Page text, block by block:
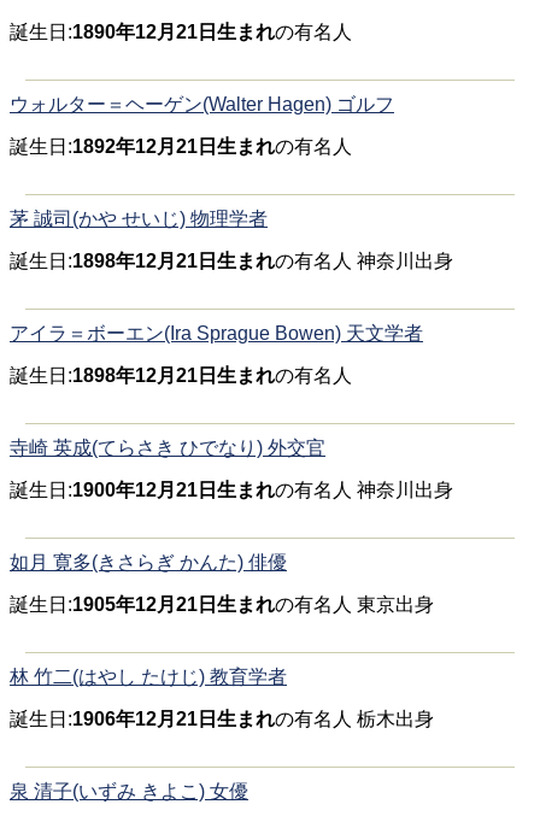
誕生日:1890年12月21日生まれの有名人
ウォルター＝ヘーゲン(Walter Hagen) ゴルフ
誕生日:1892年12月21日生まれの有名人
茅 誠司(かや せいじ) 物理学者
誕生日:1898年12月21日生まれの有名人 神奈川出身
アイラ＝ボーエン(Ira Sprague Bowen) 天文学者
誕生日:1898年12月21日生まれの有名人
寺崎 英成(てらさき ひでなり) 外交官
誕生日:1900年12月21日生まれの有名人 神奈川出身
如月 寛多(きさらぎ かんた) 俳優
誕生日:1905年12月21日生まれの有名人 東京出身
林 竹二(はやし たけじ) 教育学者
誕生日:1906年12月21日生まれの有名人 栃木出身
泉 清子(いずみ きよこ) 女優